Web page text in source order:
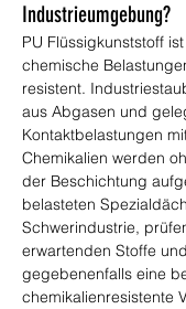
Industrieumgebung?
PU Flüssigkunststoff
chemische
resistent.
aus Abgasen und
Kontaktbelastungen
Chemikalien werden
der Beschichtung
belasteten
Schwerindustrie,
erwartenden Stoffe
gegebenenfalls eine
chemikalienresistente